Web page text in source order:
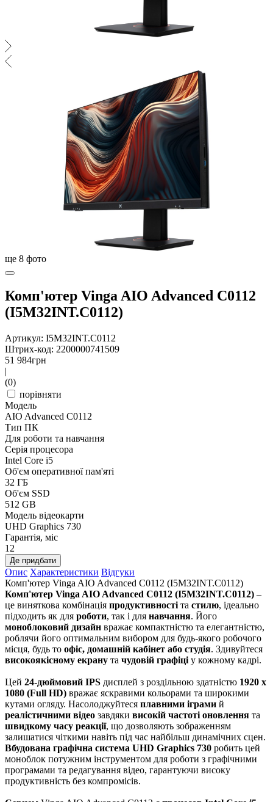
ще 8 фото
Комп'ютер Vinga AIO Advanced C0112
(I5M32INT.C0112)
Артикул: I5M32INT.C0112
Штрих-код: 2200000741509
51 984грн
|
(0)
порівняти
Модель
AIO Advanced C0112
Тип ПК
Для роботи та навчання
Серія процесора
Intel Core i5
Об'єм оперативної пам'яті
32 ГБ
Об'єм SSD
512 GB
Модель відеокарти
UHD Graphics 730
Гарантія, міс
12
Де придбати
Опис Характеристики Відгуки
Комп'ютер Vinga AIO Advanced C0112 (I5M32INT.C0112)
Комп'ютер Vinga AIO Advanced C0112 (I5M32INT.C0112) –
це виняткова комбінація продуктивності та стилю, ідеально
підходить як для роботи, так і для навчання. Його
моноблоковий дизайн вражає компактністю та елегантністю,
роблячи його оптимальним вибором для будь-якого робочого
місця, будь то офіс, домашній кабінет або студія. Здивуйтеся
високоякісному екрану та чудовій графіці у кожному кадрі.
Цей 24-дюймовий IPS дисплей з роздільною здатністю 1920 x
1080 (Full HD) вражає яскравими кольорами та широкими
кутами огляду. Насолоджуйтеся плавними іграми й
реалістичними відео завдяки високій частоті оновлення та
швидкому часу реакції, що дозволяють зображенням
залишатися чіткими навіть під час найбільш динамічних сцен.
Вбудована графічна система UHD Graphics 730 робить цей
моноблок потужним інструментом для роботи з графічними
програмами та редагування відео, гарантуючи високу
продуктивність без компромісів.